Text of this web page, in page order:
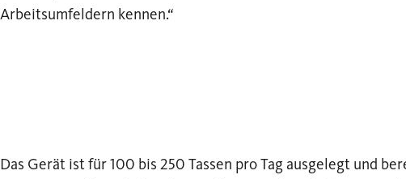
Arbeitsumfeldern kennen.“
Das Gerät ist für 100 bis 250 Tassen pro Tag ausgelegt und